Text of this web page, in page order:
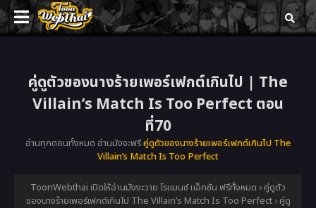
คู่ดูตัวของนางร้ายเพอร์เฟกต์เกินไป | The
Villain’s Match Is Too Perfect ตอน
ที่70
อ่านทุกตอนทั้งหมด อ่านมังงะฟรีคู่ดูตัวของนางร้ายเพอร์เฟกต์เกินไป The
Villain’s Match Is Too Perfect
ToonWebthai เปิดให้อ่านมังงะวาย โรแมนซ์ แอ็กชัน ฟรีทั้งหมด › คู่ดูตัว
ของนางร้ายเพอร์เฟกต์เกินไป The Villain’s Match Is Too Perfect › คู่ดู